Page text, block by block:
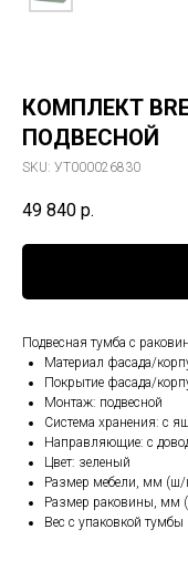
КОМПЛЕКТ
ПОДВЕСНОЙ
SKU: УТ000026830
49 840 р.
Подвесная тумба с
Материал фасада/
Покрытие фасада/
Монтаж: подвесной
Система хранения: с
Направляющие: с
Цвет: зеленый
Размер мебели, мм (ш/
Размер раковины, мм
Вес с упаковкой